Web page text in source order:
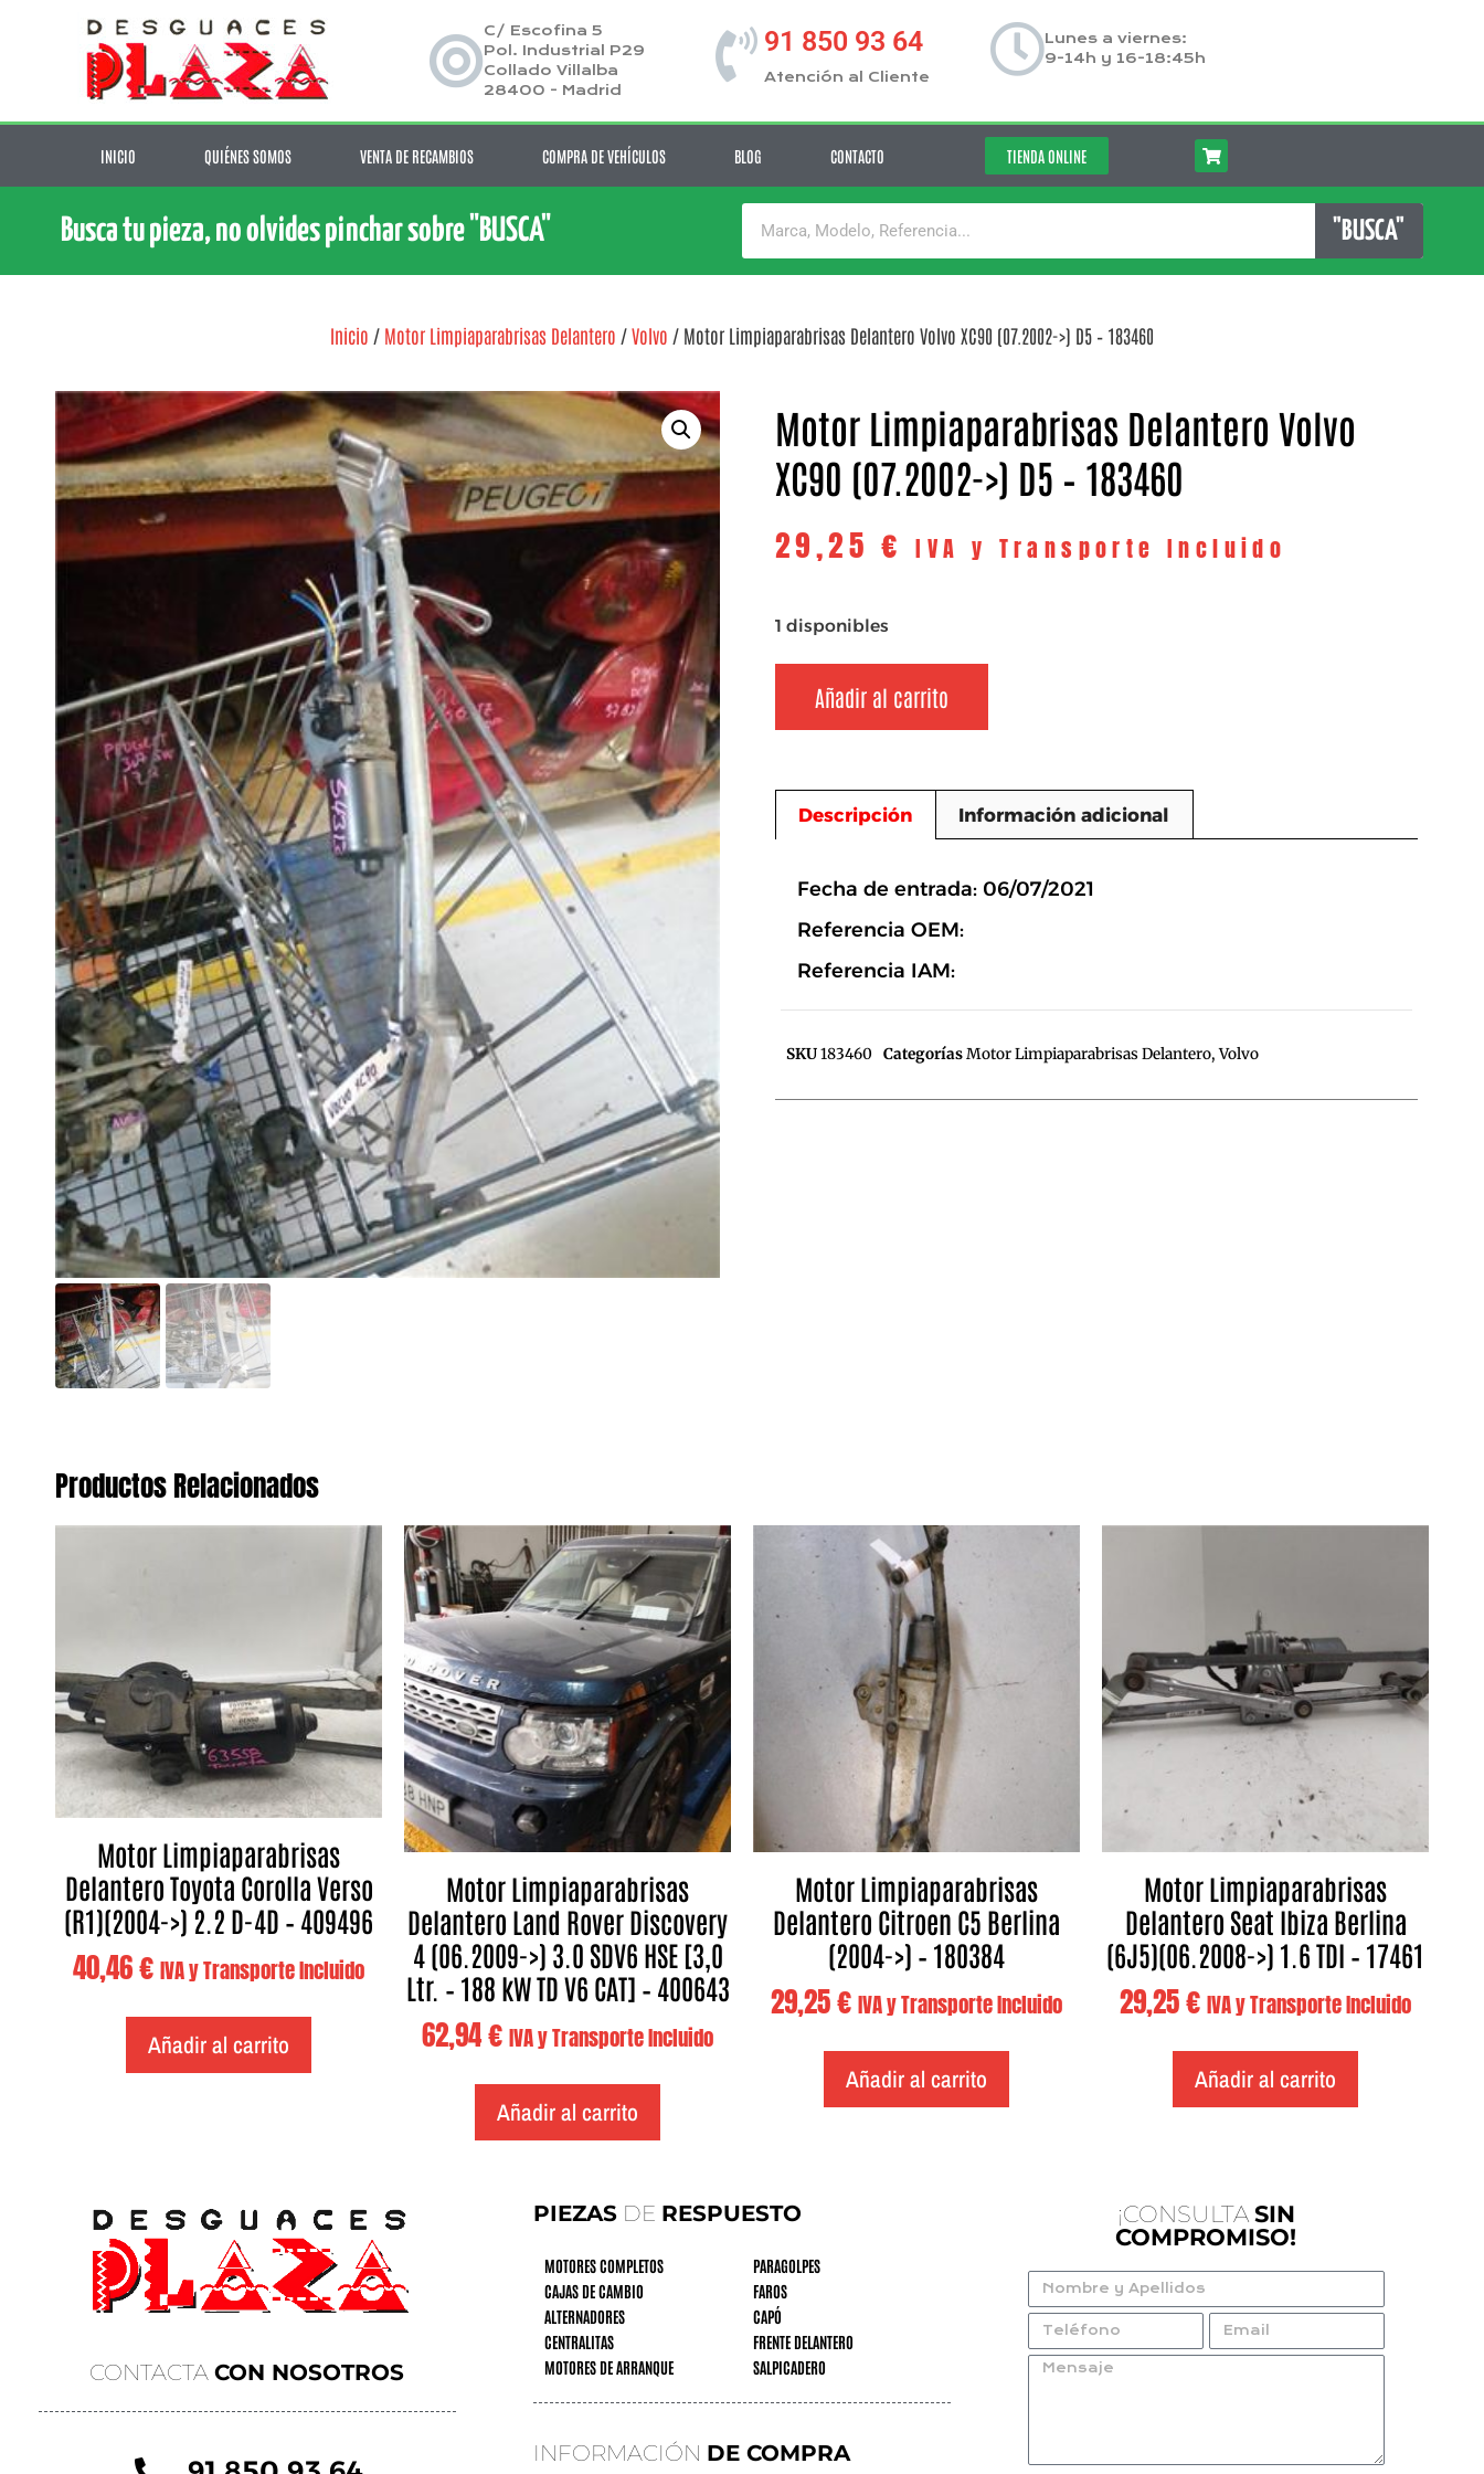
C/ Escofina 5
Pol. Industrial P29
Collado Villalba
28400 - Madrid
91 850 93 64
Atención al Cliente
Lunes a viernes:
9-14h y 16-18:45h
INICIO QUIÉNES SOMOS VENTA DE RECAMBIOS COMPRA DE VEHÍCULOS BLOG CONTACTO TIENDA ONLINE
Busca tu pieza, no olvides pinchar sobre "BUSCA" "BUSCA"
Inicio / Motor Limpiaparabrisas Delantero /Volvo / Motor Limpiaparabrisas Delantero Volvo XC90 (07.2002->) D5 – 183460
Motor Limpiaparabrisas Delantero Volvo
XC90 (07.2002->) D5 – 183460
29,25€ IVA y Transporte Incluido
1 disponibles
Añadir al carrito
Descripción Información adicional
Fecha de entrada: 06/07/2021
Referencia OEM:
Referencia IAM:
SKU183460 CategoríasMotor Limpiaparabrisas Delantero,Volvo
Productos Relacionados
Motor Limpiaparabrisas
Delantero Toyota Corolla Verso
(R1)(2004->) 2.2 D-4D – 409496
40,46€ IVA y Transporte Incluido
Añadir al carrito
Motor Limpiaparabrisas
Delantero Land Rover Discovery
4 (06.2009->) 3.0 SDV6 HSE [3,0
Ltr. – 188 kW TD V6 CAT] – 400643
62,94€ IVA y Transporte Incluido
Añadir al carrito
Motor Limpiaparabrisas
Delantero Citroen C5 Berlina
(2004->) – 180384
29,25€ IVA y Transporte Incluido
Añadir al carrito
Motor Limpiaparabrisas
Delantero Seat Ibiza Berlina
(6J5)(06.2008->) 1.6 TDI – 17461
29,25€ IVA y Transporte Incluido
Añadir al carrito
CONTACTACON NOSOTROS
PIEZASDE RESPUESTO
MOTORES COMPLETOS
CAJAS DE CAMBIO
ALTERNADORES
CENTRALITAS
MOTORES DE ARRANQUE
PARAGOLPES
FAROS
CAPÓ
FRENTE DELANTERO
SALPICADERO
INFORMACIÓN DE COMPRA
¡CONSULTA SIN
COMPROMISO!